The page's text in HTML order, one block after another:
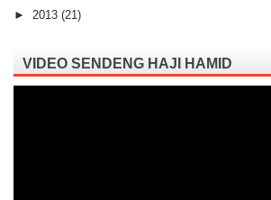
► 2013 (21)
VIDEO SENDENG HAJI HAMID